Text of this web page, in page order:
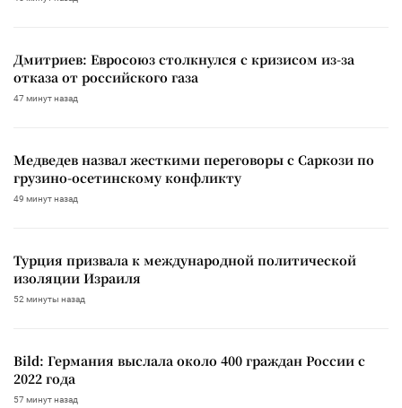
Дмитриев: Евросоюз столкнулся с кризисом из-за
отказа от российского газа
47 минут назад
Медведев назвал жесткими переговоры с Саркози по
грузино-осетинскому конфликту
49 минут назад
Турция призвала к международной политической
изоляции Израиля
52 минуты назад
Bild: Германия выслала около 400 граждан России с
2022 года
57 минут назад